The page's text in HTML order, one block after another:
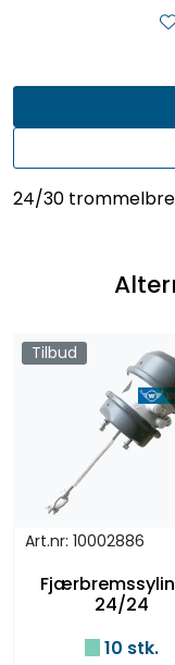
24/30
Tilbud
Art.nr: 10002886
24/24
10 stk.